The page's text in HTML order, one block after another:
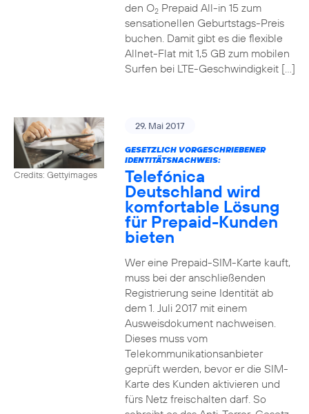
den O2Prepaid All-in 15 zum
sensationellen Geburtstags-Preis
buchen. Damit gibt es die flexible
Allnet-Flat mit 1,5 GB zum mobilen
Surfen bei LTE-Geschwindigkeit […]
Credits: Gettyimages
29. Mai 2017
GESETZLICH VORGESCHRIEBENER
IDENTITÄTSNACHWEIS:
Telefónica
Deutschland wird
komfortable Lösung
für Prepaid-Kunden
bieten
Wer eine Prepaid-SIM-Karte kauft,
muss bei der anschließenden
Registrierung seine Identität ab
dem 1. Juli 2017 mit einem
Ausweisdokument nachweisen.
Dieses muss vom
Telekommunikationsanbieter
geprüft werden, bevor er die SIM-
Karte des Kunden aktivieren und
fürs Netz freischalten darf. So